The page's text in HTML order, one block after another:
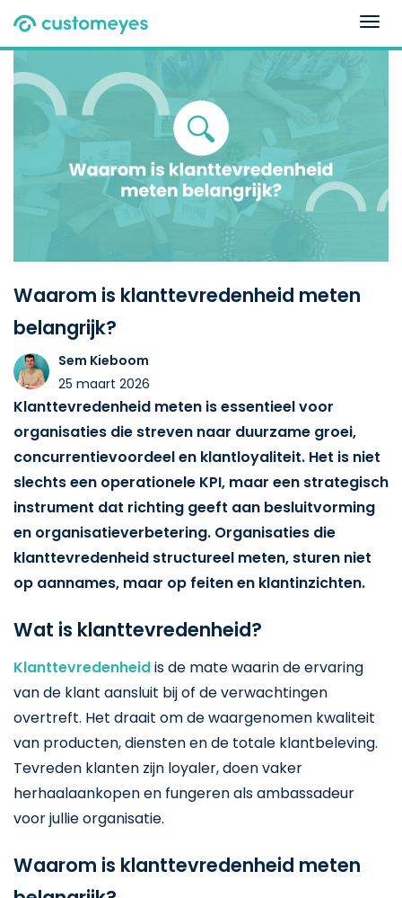
Waarom is klanttevredenheid meten
belangrijk?
Sem Kieboom
25 maart 2026
Klanttevredenheid meten is essentieel voor
organisaties die streven naar duurzame groei,
concurrentievoordeel en klantloyaliteit. Het is niet
slechts een operationele KPI, maar een strategisch
instrument dat richting geeft aan besluitvorming
en organisatieverbetering. Organisaties die
klanttevredenheid structureel meten, sturen niet
op aannames, maar op feiten en klantinzichten.
Wat is klanttevredenheid?
Klanttevredenheidis de mate waarin de ervaring
van de klant aansluit bij of de verwachtingen
overtreft. Het draait om de waargenomen kwaliteit
van producten, diensten en de totale klantbeleving.
Tevreden klanten zijn loyaler, doen vaker
herhaalaankopen en fungeren als ambassadeur
voor jullie organisatie.
Waarom is klanttevredenheid meten